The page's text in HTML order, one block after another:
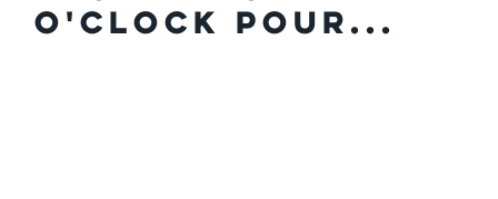
O'clock pour...